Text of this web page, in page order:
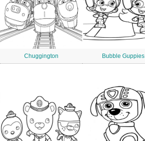
Chuggington Bubble Guppies